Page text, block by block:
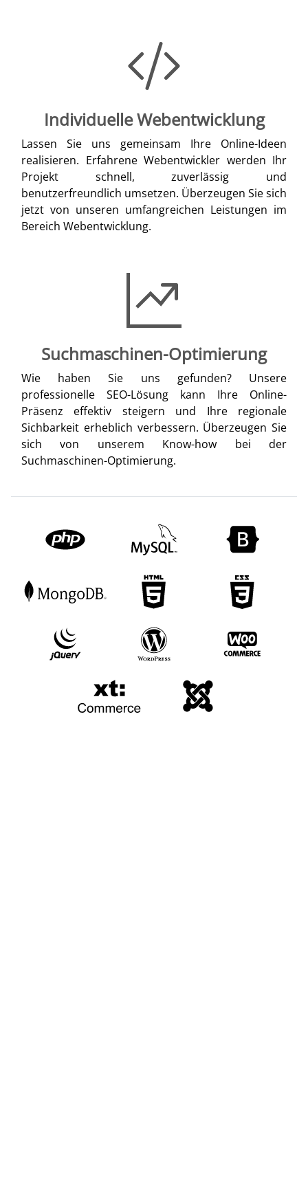
Individuelle Webentwicklung
Lassen Sie uns gemeinsam Ihre Online-Ideen
realisieren. Erfahrene Webentwickler werden Ihr
Projekt schnell, zuverlässig und
benutzerfreundlich umsetzen. Überzeugen Sie sich
jetzt von unseren umfangreichen Leistungen im
Bereich Webentwicklung.
Suchmaschinen-Optimierung
Wie haben Sie uns gefunden? Unsere
professionelle SEO-Lösung kann Ihre Online-
Präsenz effektiv steigern und Ihre regionale
Sichbarkeit erheblich verbessern. Überzeugen Sie
sich von unserem Know-how bei der
Suchmaschinen-Optimierung.